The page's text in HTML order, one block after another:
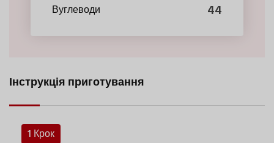
Вуглеводи 44
Інструкція приготування
1 Крок